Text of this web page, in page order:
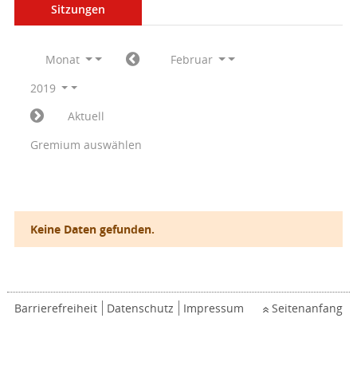
Sitzungen
Monat
Februar
2019
Aktuell
Gremium auswählen
Keine Daten gefunden.
Barrierefreiheit Datenschutz Impressum Seitenanfang